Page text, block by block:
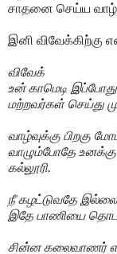
சாதனை செய்ய
இனி விவேக்கிற்கு
விவேக்
உன் காமெடி
மற்றவர்கள் செய்து
வாழ்வுக்கு பிறகு
வாழும்போதே
கல்லூரி.
நீ கழட்டுவதே இல்லை
இதே பாணியை
சின்ன கலைவாணர்